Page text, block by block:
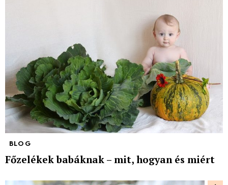
BLOG
Főzelékek babáknak – mit, hogyan és miért